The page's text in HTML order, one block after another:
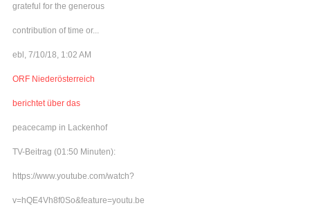
grateful for the generous
contribution of time or...
ebl, 7/10/18, 1:02 AM
ORF Niederösterreich
berichtet über das
peacecamp in Lackenhof
TV-Beitrag (01:50 Minuten):
https://www.youtube.com/watch?
v=hQE4Vh8f0So&feature=youtu.be